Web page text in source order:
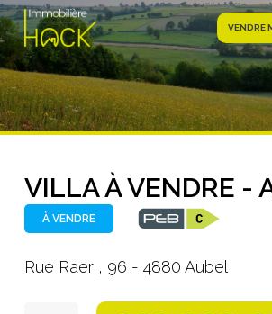
VENDRE
VILLA À VENDRE -
À VENDRE
Rue Raer , 96 - 4880 Aubel